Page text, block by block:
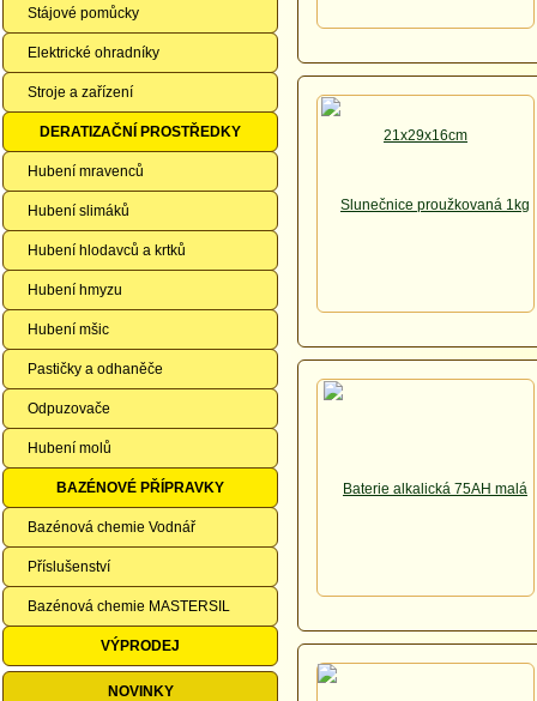
Stájové pomůcky
Elektrické ohradníky
Stroje a zařízení
DERATIZAČNÍ PROSTŘEDKY
Hubení mravenců
Hubení slimáků
Hubení hlodavců a krtků
Hubení hmyzu
Hubení mšic
Pastičky a odhaněče
Odpuzovače
Hubení molů
BAZÉNOVÉ PŘÍPRAVKY
Bazénová chemie Vodnář
Příslušenství
Bazénová chemie MASTERSIL
VÝPRODEJ
NOVINKY